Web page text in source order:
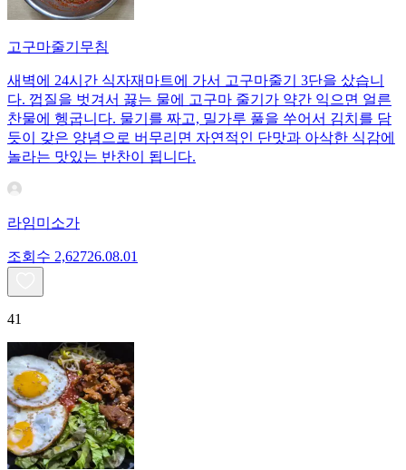
고구마줄기무침
새벽에 24시간 식자재마트에 가서 고구마줄기 3단을 샀습니
다. 껍질을 벗겨서 끓는 물에 고구마 줄기가 약간 익으면 얼른
찬물에 헹굽니다. 물기를 짜고, 밀가루 풀을 쑤어서 김치를 담
듯이 갖은 양념으로 버무리면 자연적인 단맛과 아삭한 식감에
놀라는 맛있는 반찬이 됩니다.
라임미소가
조회수 2,62726.08.01
41